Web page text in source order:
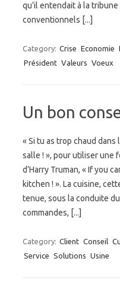
qu’il entendait à la
conventionnels [...]
Category: Crise Economie
Président Valeurs Voeux
Un bon
« Si tu as trop chaud
salle ! », pour utiliser une
d’Harry Truman, « If you
kitchen ! ». La cuisine,
tenue, sous la conduite
commandes, [...]
Category: Client Conseil
Service Solutions Usine